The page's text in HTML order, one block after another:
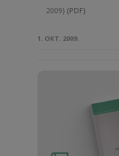
2009) (PDF)
1. ОКТ. 2009.